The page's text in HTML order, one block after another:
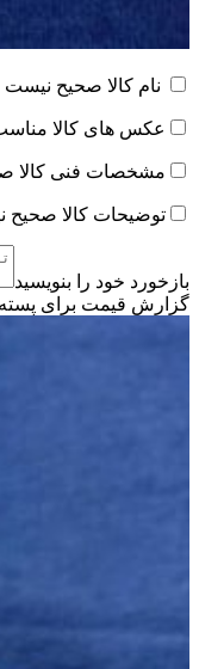
نام کالا صحیح نیست
عکس های کالا
مشخصات فنی کالا
توضیحات کالا صحیح
بازخورد خود را بنویسید
گزارش قیمت برای پسته